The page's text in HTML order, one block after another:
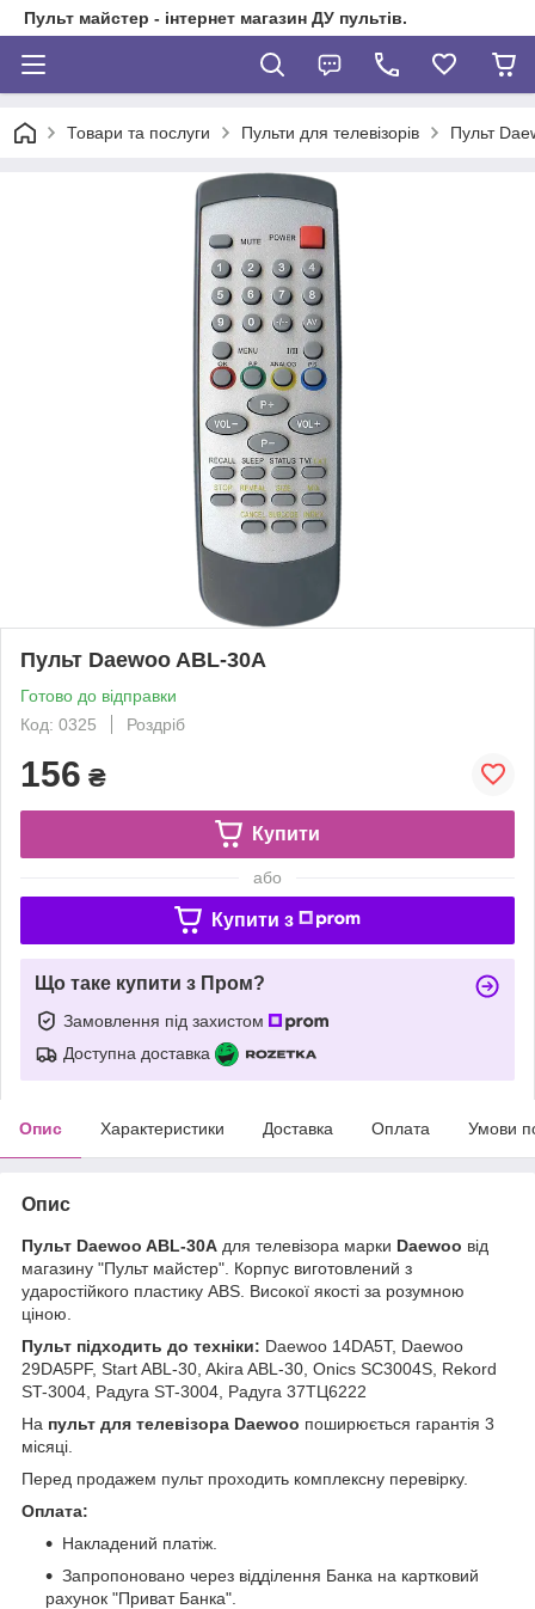
Пульт майстер - інтернет магазин ДУ пультів.
Товари та послуги Пульти для телевізорів Пульт
Пульт Daewoo ABL-30A
Готово до відправки
Код: 0325
Роздріб
156 ₴
Купити
або
Купити з
Що таке купити з Пром?
Замовлення під захистом
Доступна доставка
Опис Характеристики Доставка Оплата Умови
Опис
Пульт Daewoo ABL-30A для телевізора марки Daewoo від
магазину "Пульт майстер". Корпус виготовлений з
ударостійкого пластику ABS. Високої якості за розумною
ціною.
Пульт підходить до техніки: Daewoo 14DA5T, Daewoo
29DA5PF, Start ABL-30, Akira ABL-30, Onics SC3004S, Rekord
ST-3004, Радуга ST-3004, Радуга 37ТЦ6222
На пульт для телевізора Daewoo поширюється гарантія 3
місяці.
Перед продажем пульт проходить комплексну перевірку.
Оплата:
Накладений платіж.
Запропоновано через відділення Банка на картковий
рахунок "Приват Банка".